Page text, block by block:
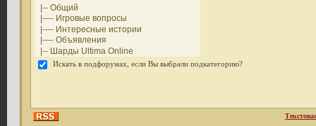
Искать в подфорумах, если Вы выбрали подкатегорию?